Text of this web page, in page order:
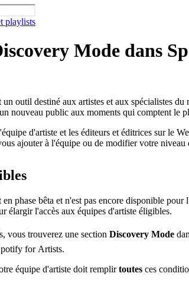
playlists
Mode dans
outil destiné aux artistes et aux spécialistes du
nouveau public aux moments qui comptent le
d'artiste et les éditeurs et éditrices sur le
ajouter à l'équipe ou de modifier votre niveau
phase bêta et n'est pas encore disponible pour
élargir l'accès aux équipes d'artiste éligibles.
vous trouverez une section Discovery Mode
for Artists.
équipe d'artiste doit remplirtoutes ces